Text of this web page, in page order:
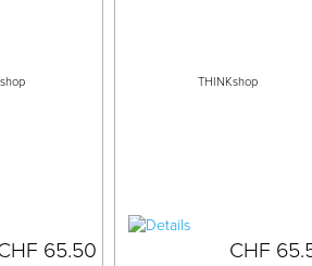
65.50
THINKshop
CHF